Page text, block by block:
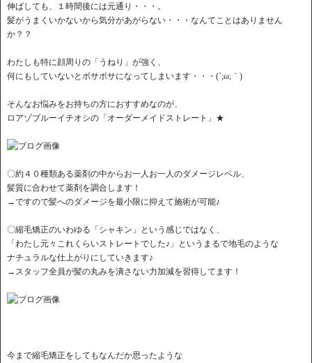
伸ばしても、１時間後には元通り・・・。
髪がうまくいかないから気分があがらない・・・なんてことはありません
か？？
わたしも特に顔周りの「うねり」が強く、
何にもしていないとボサボサになってしまいます・・・(´;ω;｀)
そんなお悩みをお持ちの方におすすめなのが、
ロアゾブルーイチオシの「オーダーメイドストレート」★
〇約４０種類ある薬剤の中からお一人お一人のダメージレベル、
髪質に合わせて薬剤を調合します！
→ですので髪へのダメージを最小限に抑えて施術が可能♪
〇縮毛矯正のいわゆる「シャキン」という感じではなく、
「わたし元々これくらいストレートでした♪」というまるで地毛のような
ナチュラルな仕上がりにしていきます♪
→スタッフ全員が髪の丸みを潰さない力加減を習得してます！
今まで縮毛矯正をしてもなんだか思ったような